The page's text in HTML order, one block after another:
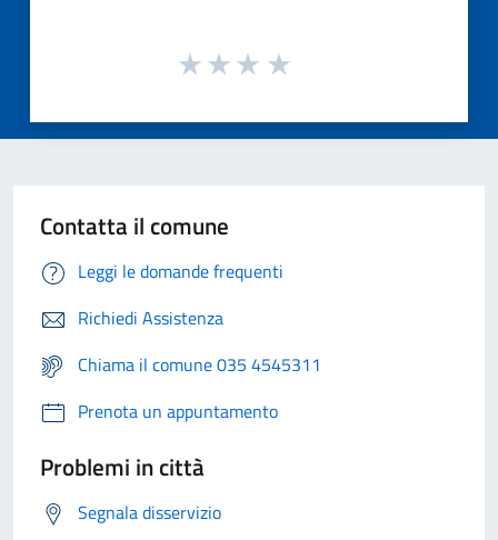
Contatta il comune
Leggi le domande frequenti
Richiedi Assistenza
Chiama il comune 035 4545311
Prenota un appuntamento
Problemi in città
Segnala disservizio